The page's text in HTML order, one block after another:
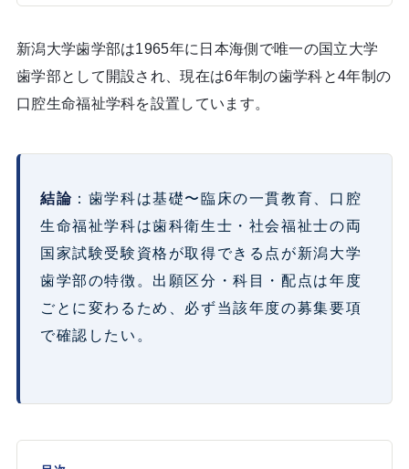
新潟大学歯学部は1965年に日本海側で唯一の国立大学
歯学部として開設され、現在は6年制の歯学科と4年制の
口腔生命福祉学科を設置しています。
結論 ：歯学科は基礎〜臨床の一貫教育、口腔
生命福祉学科は歯科衛生士・社会福祉士の両
国家試験受験資格が取得できる点が新潟大学
歯学部の特徴。出願区分・科目・配点は年度
ごとに変わるため、必ず当該年度の募集要項
で確認したい。